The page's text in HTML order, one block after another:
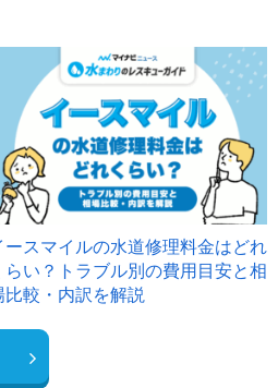
ースマイルの水道修理料金はどれ
らい？トラブル別の費用目安と相
比較・内訳を解説